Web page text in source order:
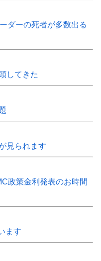
ダーの死者が多数出る
してきた
見られます
政策金利発表のお時間
ます